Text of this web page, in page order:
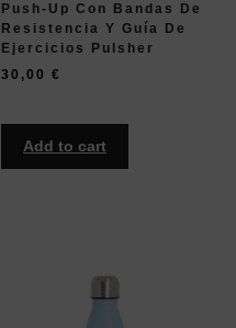
Push-Up Con Bandas De
Resistencia Y Guía De
Ejercicios Pulsher
30,00 €
Add to cart